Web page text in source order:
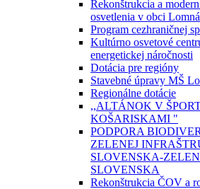
Rekonštrukcia a
osvetlenia v obci Lomná
Program cezhraničnej
Kultúrno osvetové
energetickej náročnosti
Dotácia pre regióny
Stavebné úpravy MŠ
Regionálne dotácie
,,ALTÁNOK V
KOŠARISKAMI "
PODPORA
ZELENEJ
SLOVENSKA-
SLOVENSKA
Rekonštrukcia ČOV a